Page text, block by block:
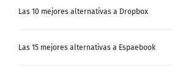
Las 10 mejores alternativas a Dropbox
Las 15 mejores alternativas a Espaebook